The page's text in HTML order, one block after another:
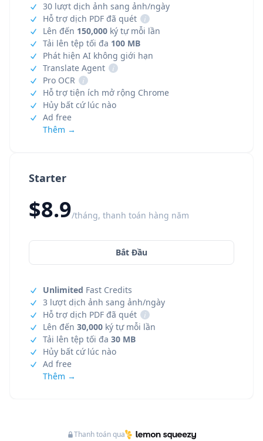
Starter
$8.9/tháng, thanh toán hàng năm
Bắt Đầu
Unlimited Fast Credits
3 lượt dịch ảnh sang ảnh/ngày
Hỗ trợ dịch PDF đã quét
i
Lên đến 30,000 ký tự mỗi lần
Tải lên tệp tối đa 30 MB
Hủy bất cứ lúc nào
Ad free
Thêm →
30 lượt dịch ảnh sang ảnh/ngày
Hỗ trợ dịch PDF đã quét
i
Lên đến 150,000 ký tự mỗi lần
Tải lên tệp tối đa 100 MB
Phát hiện AI không giới hạn
Translate Agent
i
Pro OCR
i
Hỗ trợ tiện ích mở rộng Chrome
Hủy bất cứ lúc nào
Ad free
Thêm →
Thanh toán qua